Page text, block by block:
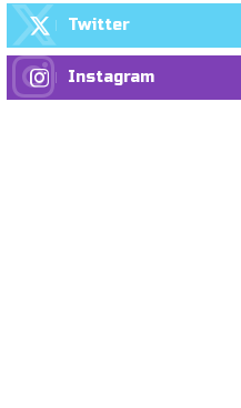
Twitter
Instagram